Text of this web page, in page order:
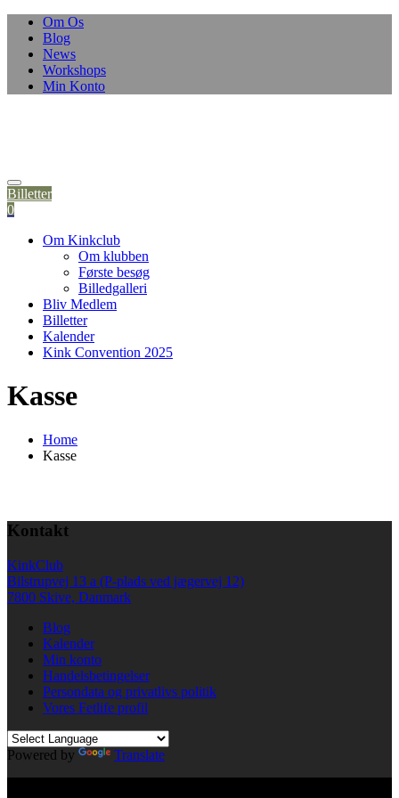
Om Os
Blog
News
Workshops
Min Konto
Billetter
0
Om Kinkclub
Om klubben
Første besøg
Billedgalleri
Bliv Medlem
Billetter
Kalender
Kink Convention 2025
Kasse
Home
Kasse
Kontakt
KinkClub
Bilstrupvej 13 a (P-plads ved jægervej 12)
7800 Skive, Danmark
Blog
Kalender
Min konto
Handelsbetingelser
Persondata og privatlivs politik
Vores Fetlife profil
Powered by
Translate